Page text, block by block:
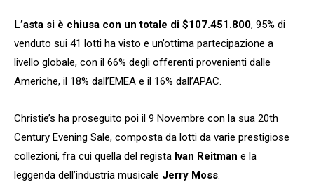
L’asta si è chiusa con un totale di $107.451.800, 95% di
venduto sui 41 lotti ha visto e un’ottima partecipazione a
livello globale, con il 66% degli offerenti provenienti dalle
Americhe, il 18% dall’EMEA e il 16% dall’APAC.
Christie’s ha proseguito poi il 9 Novembre con la sua 20th
Century Evening Sale, composta da lotti da varie prestigiose
collezioni, fra cui quella del regista Ivan Reitman e la
leggenda dell’industria musicale Jerry Moss